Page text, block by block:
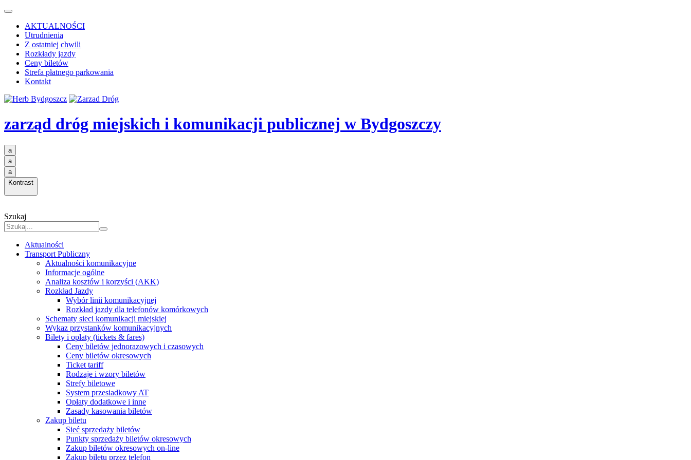
AKTUALNOŚCI
Utrudnienia
Z ostatniej chwili
Rozkłady jazdy
Ceny biletów
Strefa płatnego parkowania
Kontakt
zarząd dróg miejskich i komunikacji publicznej w Bydgoszczy
a
a
a
Kontrast
Szukaj
Aktualności
Transport Publiczny
Aktualności komunikacyjne
Informacje ogólne
Analiza kosztów i korzyści (AKK)
Rozkład Jazdy
Wybór linii komunikacyjnej
Rozkład jazdy dla telefonów komórkowych
Schematy sieci komunikacji miejskiej
Wykaz przystanków komunikacyjnych
Bilety i opłaty (tickets & fares)
Ceny biletów jednorazowych i czasowych
Ceny biletów okresowych
Ticket tariff
Rodzaje i wzory biletów
Strefy biletowe
System przesiadkowy AT
Opłaty dodatkowe i inne
Zasady kasowania biletów
Zakup biletu
Sieć sprzedaży biletów
Punkty sprzedaży biletów okresowych
Zakup biletów okresowych on-line
Zakup biletu przez telefon